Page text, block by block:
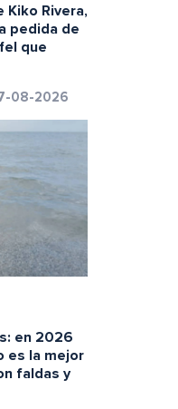
Kiko Rivera,
pedida de
que
08-2026
en 2026
es la mejor
faldas y